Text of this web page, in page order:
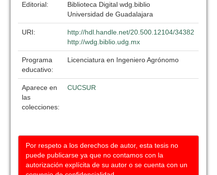
Editorial:
Biblioteca Digital wdg.biblio
Universidad de Guadalajara
URI:
http://hdl.handle.net/20.500.12104/34382
http://wdg.biblio.udg.mx
Programa
educativo:
Licenciatura en Ingeniero Agrónomo
Aparece en
las
colecciones:
CUCSUR
Por respeto a los derechos de autor, esta tesis no
puede publicarse ya que no contamos con la
autorización explícita de su autor o se cuenta con un